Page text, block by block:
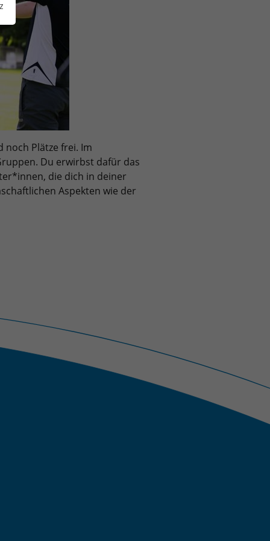
noch Plätze frei. Im
Du erwirbst dafür das
die dich in deiner
Aspekten wie der